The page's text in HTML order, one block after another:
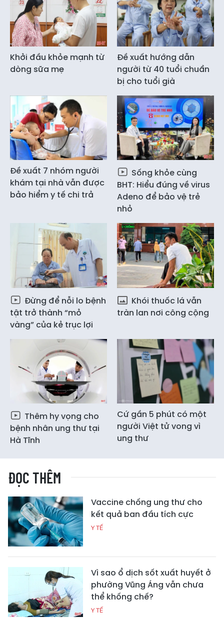
Khởi đầu khỏe mạnh từ
dòng sữa mẹ
Đề xuất hướng dẫn
người từ 40 tuổi chuẩn
bị cho tuổi già
Đề xuất 7 nhóm người
khám tại nhà vẫn được
bảo hiểm y tế chi trả
Sống khỏe cùng
BHT: Hiểu đúng về virus
Adeno để bảo vệ trẻ
nhỏ
Đừng để nỗi lo bệnh
tật trở thành “mỏ
vàng” của kẻ trục lợi
Khói thuốc lá vẫn
tràn lan nơi công cộng
Thêm hy vọng cho
bệnh nhân ung thư tại
Hà Tĩnh
Cứ gần 5 phút có một
người Việt tử vong vì
ung thư
ĐỌC THÊM
Vaccine chống ung thư cho
kết quả ban đầu tích cực
Y TẾ
Vì sao ổ dịch sốt xuất huyết ở
phường Vũng Áng vẫn chưa
thể khống chế?
Y TẾ